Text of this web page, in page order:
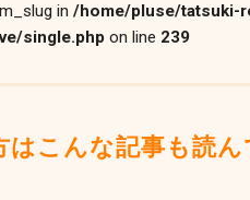
in /home/pluse/tatsuki-
single.php on line 239
こんな記事も読ん